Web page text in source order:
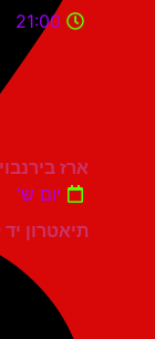
תיאטרון יד
21:00
ארז בירנבוים
יום ש'